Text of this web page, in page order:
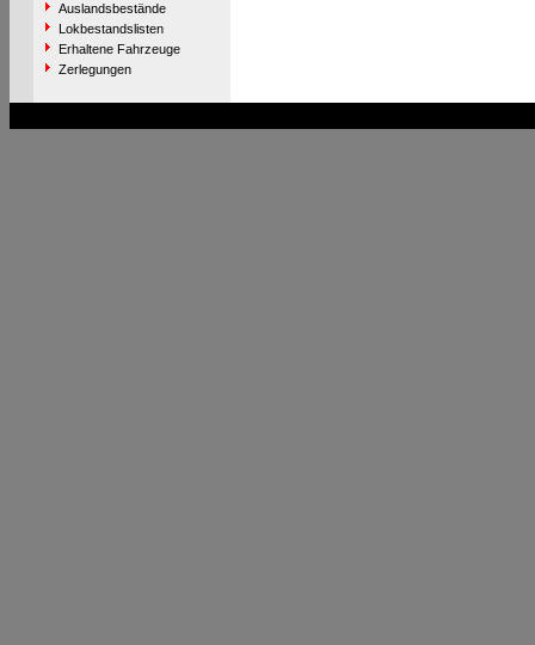
Auslandsbestände
Lokbestandslisten
Erhaltene Fahrzeuge
Zerlegungen